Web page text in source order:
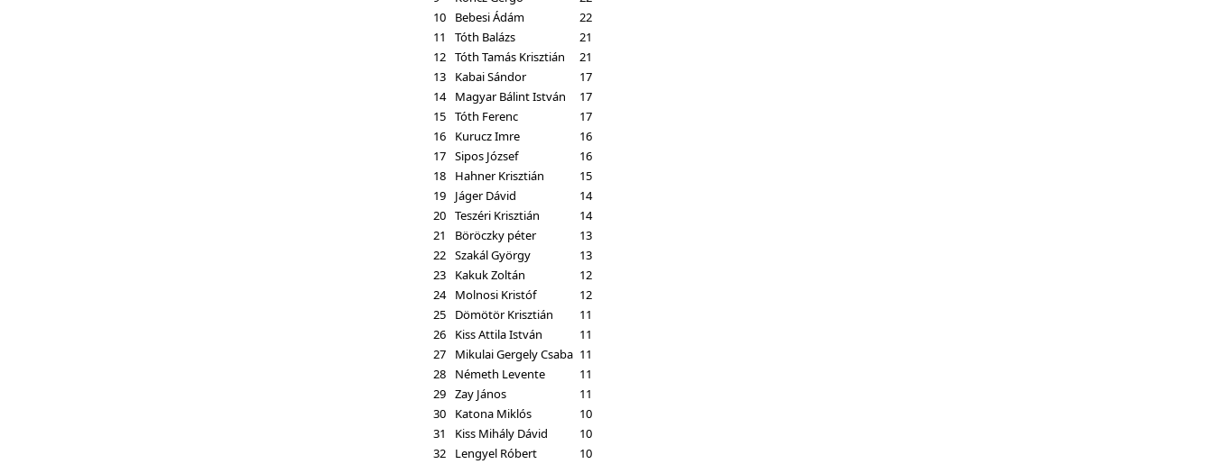
10
Bebesi Ádám
22
11
Tóth Balázs
21
12 Tóth Tamás Krisztián
21
13
Kabai Sándor
17
14 Magyar Bálint István
17
15 Tóth Ferenc
17
16
Kurucz Imre
16
17 Sipos József
16
18
Hahner Krisztián
15
19
Jáger Dávid
14
20 Teszéri Krisztián
14
21
Böröczky péter
13
22 Szakál György
13
23
Kakuk Zoltán
12
24
Molnosi Kristóf
12
25
Dömötör Krisztián
11
26
Kiss Attila István
11
27
Mikulai Gergely Csaba 11
28
Németh Levente
11
29 Zay János
11
30
Katona Miklós
10
31
Kiss Mihály Dávid
10
32
Lengyel Róbert
10